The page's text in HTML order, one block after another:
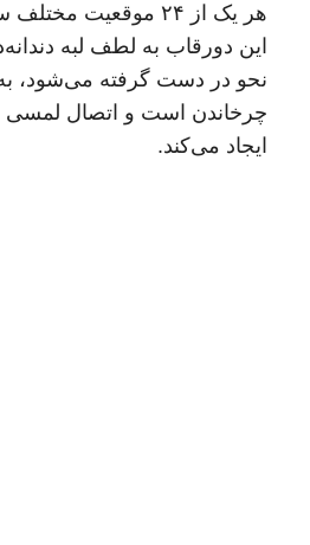
هر یک از ۲۴ موقعیت
این دورقاب به لطف لبه
نحو در دست گرفته می‌شود،
چرخاندن است و اتصال لمسی
ایجاد می‌کند.